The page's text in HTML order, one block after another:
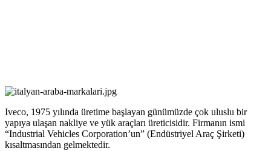
Iveco, 1975 yılında üretime başlayan günümüzde çok uluslu bir
yapıya ulaşan nakliye ve yük araçları üreticisidir. Firmanın ismi
“Industrial Vehicles Corporation’un” (Endüstriyel Araç Şirketi)
kısaltmasından gelmektedir.